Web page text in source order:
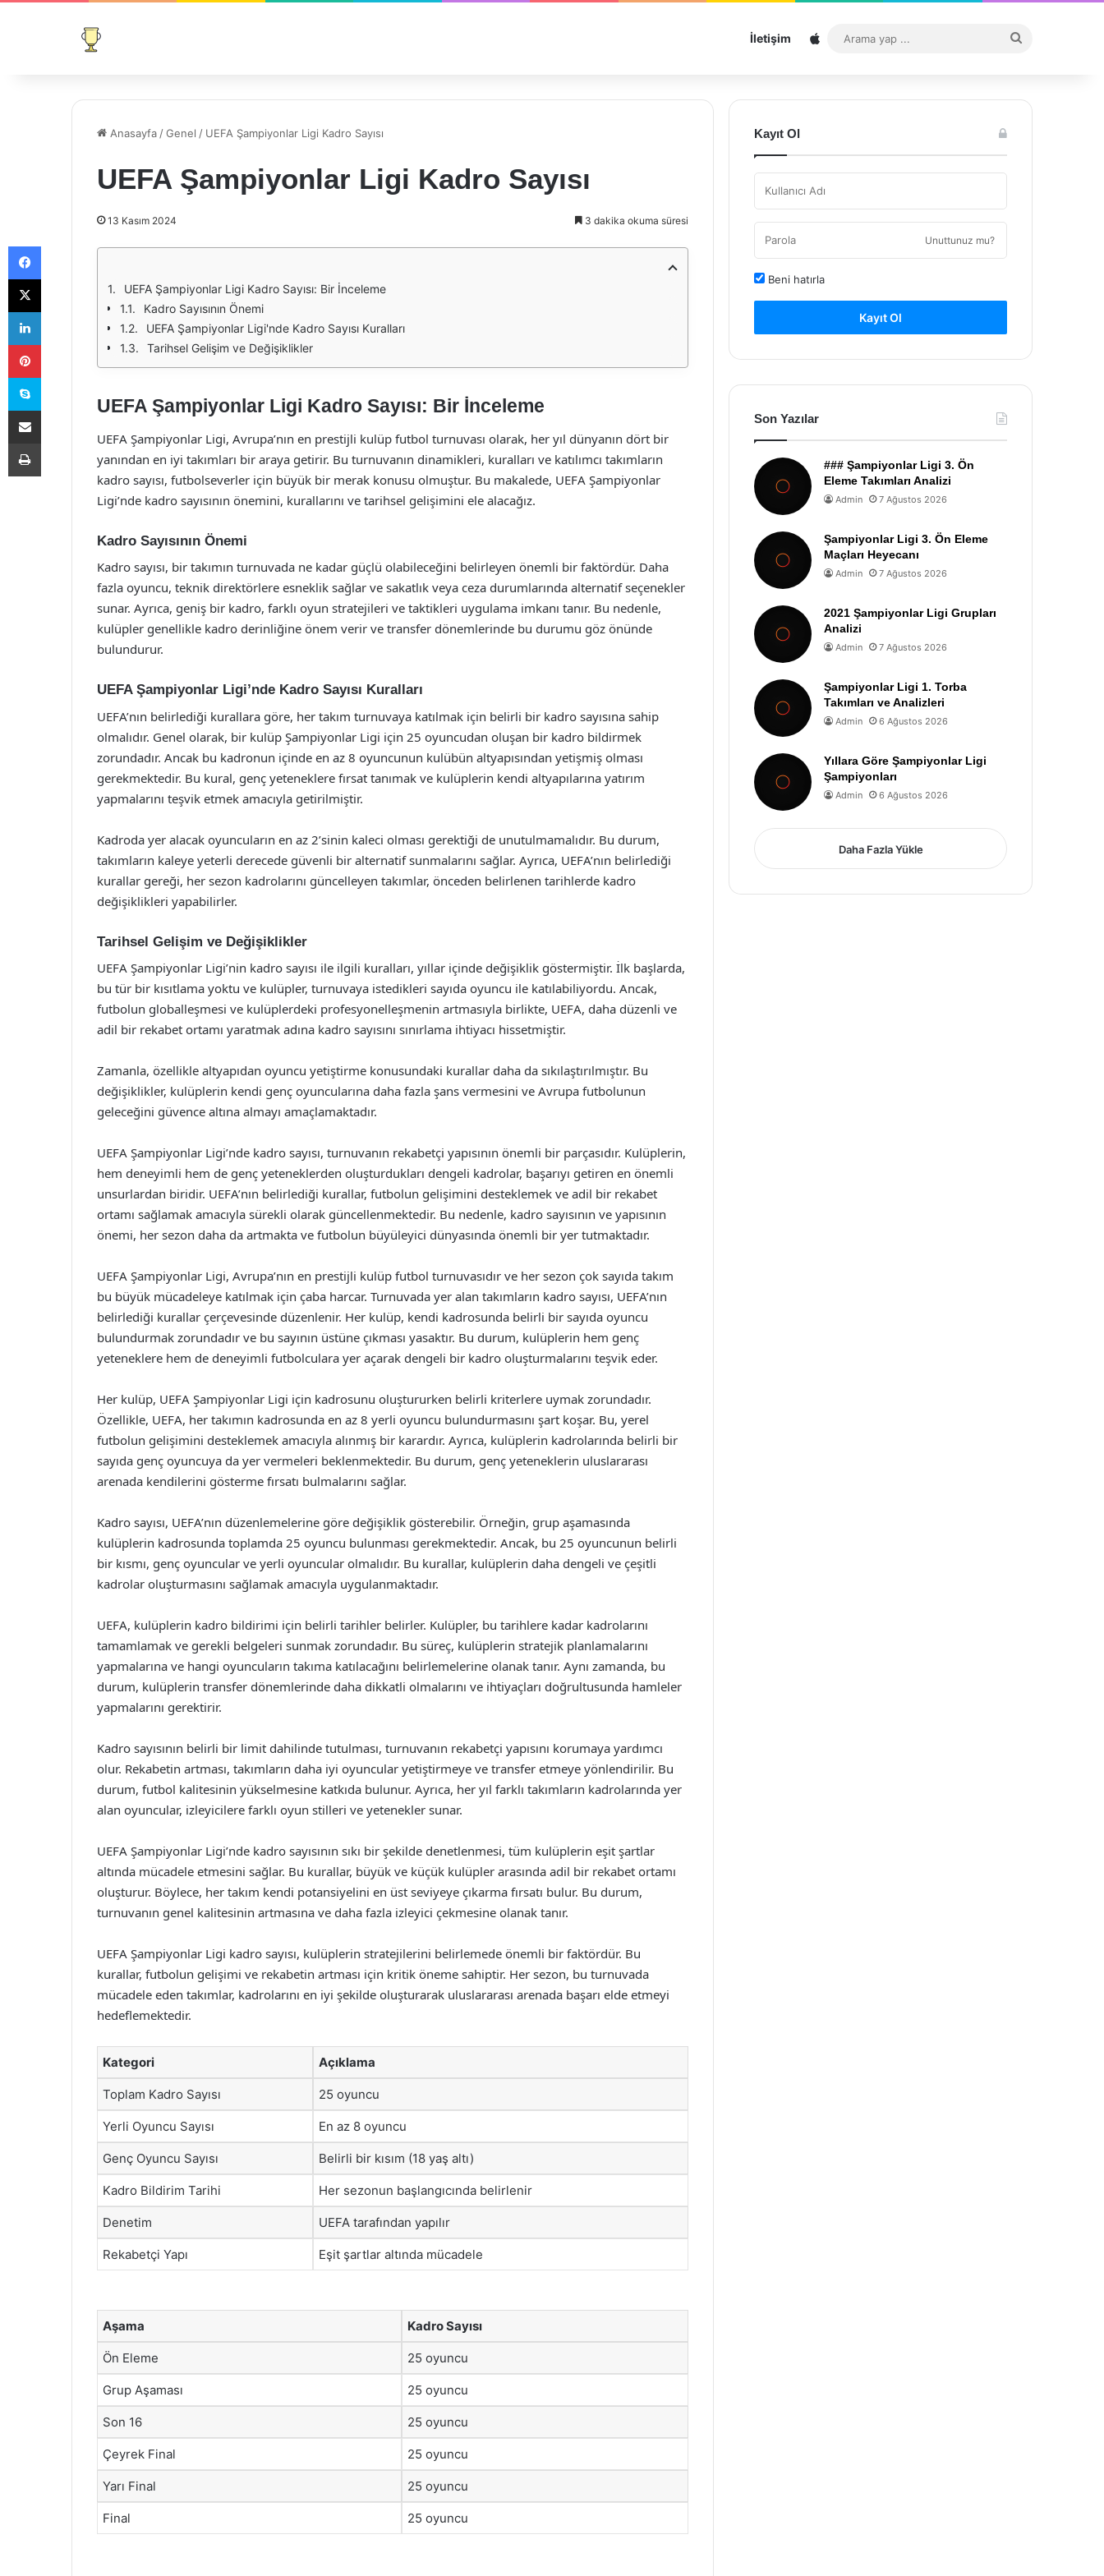
İletişim Sitemap
...
Anasayfa /Genel / UEFA Şampiyonlar Ligi Kadro Sayısı
UEFA Şampiyonlar Ligi Kadro Sayısı
13 Kasım 2024 3 dakika okuma süresi
UEFA Şampiyonlar Ligi Kadro Sayısı: Bir İnceleme
Kadro Sayısının Önemi
UEFA Şampiyonlar Ligi'nde Kadro Sayısı Kuralları
Tarihsel Gelişim ve Değişiklikler
UEFA Şampiyonlar Ligi Kadro Sayısı: Bir İnceleme
UEFA Şampiyonlar Ligi, Avrupa’nın en prestijli kulüp futbol turnuvası olarak, her yıl dünyanın dört bir
yanından en iyi takımları bir araya getirir. Bu turnuvanın dinamikleri, kuralları ve katılımcı takımların
kadro sayısı, futbolseverler için büyük bir merak konusu olmuştur. Bu makalede, UEFA Şampiyonlar
Ligi’nde kadro sayısının önemini, kurallarını ve tarihsel gelişimini ele alacağız.
Kadro Sayısının Önemi
Kadro sayısı, bir takımın turnuvada ne kadar güçlü olabileceğini belirleyen önemli bir faktördür. Daha
fazla oyuncu, teknik direktörlere esneklik sağlar ve sakatlık veya ceza durumlarında alternatif seçenekler
sunar. Ayrıca, geniş bir kadro, farklı oyun stratejileri ve taktikleri uygulama imkanı tanır. Bu nedenle,
kulüpler genellikle kadro derinliğine önem verir ve transfer dönemlerinde bu durumu göz önünde
bulundurur.
UEFA Şampiyonlar Ligi’nde Kadro Sayısı Kuralları
UEFA’nın belirlediği kurallara göre, her takım turnuvaya katılmak için belirli bir kadro sayısına sahip
olmalıdır. Genel olarak, bir kulüp Şampiyonlar Ligi için 25 oyuncudan oluşan bir kadro bildirmek
zorundadır. Ancak bu kadronun içinde en az 8 oyuncunun kulübün altyapısından yetişmiş olması
gerekmektedir. Bu kural, genç yeteneklere fırsat tanımak ve kulüplerin kendi altyapılarına yatırım
yapmalarını teşvik etmek amacıyla getirilmiştir.
Kadroda yer alacak oyuncuların en az 2’sinin kaleci olması gerektiği de unutulmamalıdır. Bu durum,
takımların kaleye yeterli derecede güvenli bir alternatif sunmalarını sağlar. Ayrıca, UEFA’nın belirlediği
kurallar gereği, her sezon kadrolarını güncelleyen takımlar, önceden belirlenen tarihlerde kadro
değişiklikleri yapabilirler.
Tarihsel Gelişim ve Değişiklikler
UEFA Şampiyonlar Ligi’nin kadro sayısı ile ilgili kuralları, yıllar içinde değişiklik göstermiştir. İlk başlarda,
bu tür bir kısıtlama yoktu ve kulüpler, turnuvaya istedikleri sayıda oyuncu ile katılabiliyordu. Ancak,
futbolun globalleşmesi ve kulüplerdeki profesyonelleşmenin artmasıyla birlikte, UEFA, daha düzenli ve
adil bir rekabet ortamı yaratmak adına kadro sayısını sınırlama ihtiyacı hissetmiştir.
Zamanla, özellikle altyapıdan oyuncu yetiştirme konusundaki kurallar daha da sıkılaştırılmıştır. Bu
değişiklikler, kulüplerin kendi genç oyuncularına daha fazla şans vermesini ve Avrupa futbolunun
geleceğini güvence altına almayı amaçlamaktadır.
UEFA Şampiyonlar Ligi’nde kadro sayısı, turnuvanın rekabetçi yapısının önemli bir parçasıdır. Kulüplerin,
hem deneyimli hem de genç yeteneklerden oluşturdukları dengeli kadrolar, başarıyı getiren en önemli
unsurlardan biridir. UEFA’nın belirlediği kurallar, futbolun gelişimini desteklemek ve adil bir rekabet
ortamı sağlamak amacıyla sürekli olarak güncellenmektedir. Bu nedenle, kadro sayısının ve yapısının
önemi, her sezon daha da artmakta ve futbolun büyüleyici dünyasında önemli bir yer tutmaktadır.
UEFA Şampiyonlar Ligi, Avrupa’nın en prestijli kulüp futbol turnuvasıdır ve her sezon çok sayıda takım
bu büyük mücadeleye katılmak için çaba harcar. Turnuvada yer alan takımların kadro sayısı, UEFA’nın
belirlediği kurallar çerçevesinde düzenlenir. Her kulüp, kendi kadrosunda belirli bir sayıda oyuncu
bulundurmak zorundadır ve bu sayının üstüne çıkması yasaktır. Bu durum, kulüplerin hem genç
yeteneklere hem de deneyimli futbolculara yer açarak dengeli bir kadro oluşturmalarını teşvik eder.
Her kulüp, UEFA Şampiyonlar Ligi için kadrosunu oluştururken belirli kriterlere uymak zorundadır.
Özellikle, UEFA, her takımın kadrosunda en az 8 yerli oyuncu bulundurmasını şart koşar. Bu, yerel
futbolun gelişimini desteklemek amacıyla alınmış bir karardır. Ayrıca, kulüplerin kadrolarında belirli bir
sayıda genç oyuncuya da yer vermeleri beklenmektedir. Bu durum, genç yeteneklerin uluslararası
arenada kendilerini gösterme fırsatı bulmalarını sağlar.
Kadro sayısı, UEFA’nın düzenlemelerine göre değişiklik gösterebilir. Örneğin, grup aşamasında
kulüplerin kadrosunda toplamda 25 oyuncu bulunması gerekmektedir. Ancak, bu 25 oyuncunun belirli
bir kısmı, genç oyuncular ve yerli oyuncular olmalıdır. Bu kurallar, kulüplerin daha dengeli ve çeşitli
kadrolar oluşturmasını sağlamak amacıyla uygulanmaktadır.
UEFA, kulüplerin kadro bildirimi için belirli tarihler belirler. Kulüpler, bu tarihlere kadar kadrolarını
tamamlamak ve gerekli belgeleri sunmak zorundadır. Bu süreç, kulüplerin stratejik planlamalarını
yapmalarına ve hangi oyuncuların takıma katılacağını belirlemelerine olanak tanır. Aynı zamanda, bu
durum, kulüplerin transfer dönemlerinde daha dikkatli olmalarını ve ihtiyaçları doğrultusunda hamleler
yapmalarını gerektirir.
Kadro sayısının belirli bir limit dahilinde tutulması, turnuvanın rekabetçi yapısını korumaya yardımcı
olur. Rekabetin artması, takımların daha iyi oyuncular yetiştirmeye ve transfer etmeye yönlendirilir. Bu
durum, futbol kalitesinin yükselmesine katkıda bulunur. Ayrıca, her yıl farklı takımların kadrolarında yer
alan oyuncular, izleyicilere farklı oyun stilleri ve yetenekler sunar.
UEFA Şampiyonlar Ligi’nde kadro sayısının sıkı bir şekilde denetlenmesi, tüm kulüplerin eşit şartlar
altında mücadele etmesini sağlar. Bu kurallar, büyük ve küçük kulüpler arasında adil bir rekabet ortamı
oluşturur. Böylece, her takım kendi potansiyelini en üst seviyeye çıkarma fırsatı bulur. Bu durum,
turnuvanın genel kalitesinin artmasına ve daha fazla izleyici çekmesine olanak tanır.
UEFA Şampiyonlar Ligi kadro sayısı, kulüplerin stratejilerini belirlemede önemli bir faktördür. Bu
kurallar, futbolun gelişimi ve rekabetin artması için kritik öneme sahiptir. Her sezon, bu turnuvada
mücadele eden takımlar, kadrolarını en iyi şekilde oluşturarak uluslararası arenada başarı elde etmeyi
hedeflemektedir.
Kategori Açıklama
Toplam Kadro Sayısı 25 oyuncu
Yerli Oyuncu Sayısı En az 8 oyuncu
Genç Oyuncu Sayısı Belirli bir kısım (18 yaş altı)
Kadro Bildirim Tarihi Her sezonun başlangıcında belirlenir
Denetim UEFA tarafından yapılır
Rekabetçi Yapı Eşit şartlar altında mücadele
Aşama Kadro Sayısı
Ön Eleme 25 oyuncu
Grup Aşaması 25 oyuncu
Son 16 25 oyuncu
Çeyrek Final 25 oyuncu
Yarı Final 25 oyuncu
Final 25 oyuncu
Kayıt Ol
Unuttunuz mu?
Beni hatırla
Kayıt Ol
Son Yazılar
### Şampiyonlar Ligi 3. Ön
Eleme Takımları Analizi
Admin 7 Ağustos 2026
Şampiyonlar Ligi 3. Ön Eleme
Maçları Heyecanı
Admin 7 Ağustos 2026
2021 Şampiyonlar Ligi Grupları
Analizi
Admin 7 Ağustos 2026
Şampiyonlar Ligi 1. Torba
Takımları ve Analizleri
Admin 6 Ağustos 2026
Yıllara Göre Şampiyonlar Ligi
Şampiyonları
Admin 6 Ağustos 2026
Daha Fazla Yükle
Facebook
X
LinkedIn
Pinterest
Skype
E-Posta ile paylaş